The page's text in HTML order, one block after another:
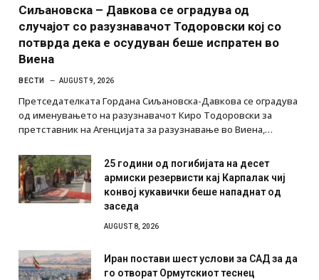
Сиљановска – Давкова се оградува од
случајот со разузнавачот Тодоровски кој со
потврда дека е осудуван беше испратен во
Виена
ВЕСТИ AUGUST 9, 2026
Претседателката Гордана Сиљановска-Давкова се оградува
од именувањето на разузнавачот Киро Тодоровски за
претставник на Агенцијата за разузнавање во Виена,…
25 години од погибијата на десет
армиски резервисти кај Карпалак чиј
конвој кукавички беше нападнат од
заседа
AUGUST 8, 2026
Иран постави шест услови за САД за да
го отворат Ормутскиот теснец